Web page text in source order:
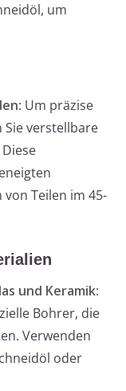
um
: Um präzise
verstellbare
Teilen im 45-
und Keramik:
Bohrer, die
Verwenden
oder